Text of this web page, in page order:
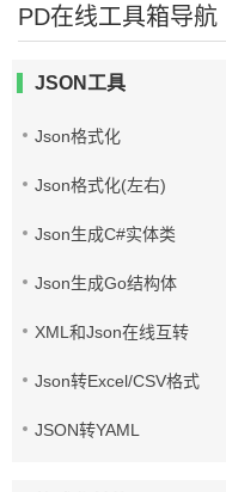
PD在线工具箱导航
JSON工具
Json格式化
Json格式化(左右)
Json生成C#实体类
Json生成Go结构体
XML和Json在线互转
Json转Excel/CSV格式
JSON转YAML